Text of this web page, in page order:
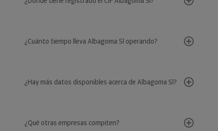
¿Cuánto tiempo lleva Albagoma Sl operando?
¿Hay más datos disponibles acerca de Albagoma Sl?
¿Qué otras empresas compiten?